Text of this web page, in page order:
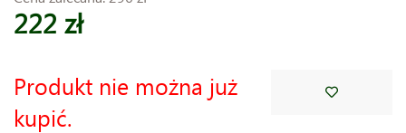
222 zł
Produkt nie można już
kupić.